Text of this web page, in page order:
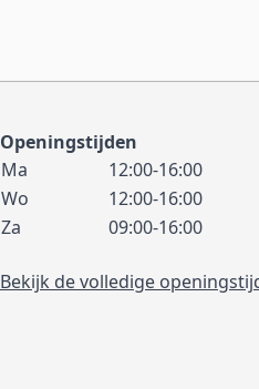
Openingstijden
Ma
12:00-16:00
Wo
12:00-16:00
Za
09:00-16:00
Bekijk de volledige